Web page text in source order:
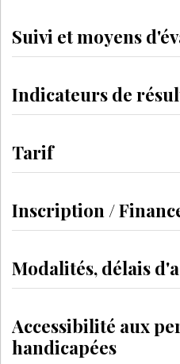
Suivi et moyens
Indicateurs de
Tarif
Inscription /
Modalités, délais
Accessibilité aux
handicapées